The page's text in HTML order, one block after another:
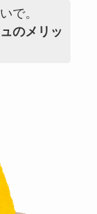
で。
のメリッ